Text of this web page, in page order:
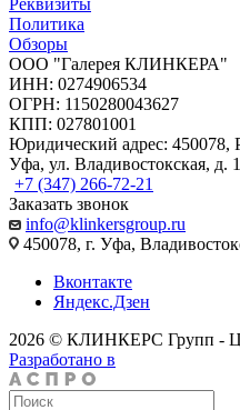
Реквизиты
Политика
Обзоры
ООО "Галерея КЛИНКЕРА"
ИНН: 0274906534
ОГРН: 1150280043627
КПП: 027801001
Юридический адрес: 450078,
Уфа, ул. Владивостокская, д.
+7 (347) 266-72-21
Заказать звонок
info@klinkersgroup.ru
450078, г. Уфа,
Вконтакте
Яндекс.Дзен
2026 © КЛИНКЕРС Групп -
Разработано в